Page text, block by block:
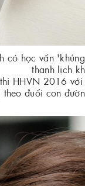
có học vấn
thanh lịch
HHVN 2016
theo đuổi con